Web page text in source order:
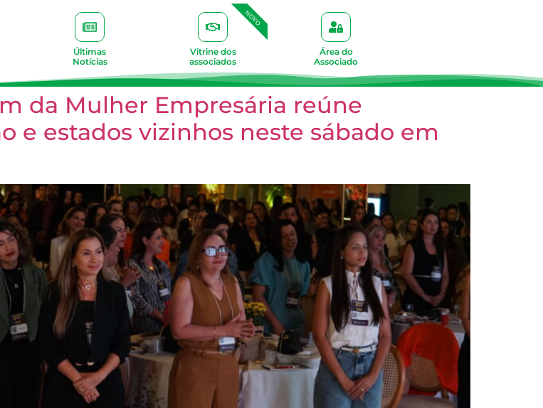
Últimas
Notícias
Vitrine dos
associados
NOVO
Área do
Associado
da Mulher Empresária reúne
e estados vizinhos neste sábado em